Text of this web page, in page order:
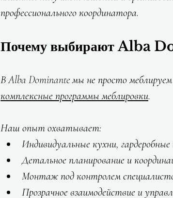
профессионального координатора.
Почему выбирают Alba
В Alba Dominante мы не просто
комплексные программы меблировки.
Наш опыт охватывает:
Индивидуальные кухни,
Детальное планирование и
Монтаж под контролем
Прозрачное взаимодействие и